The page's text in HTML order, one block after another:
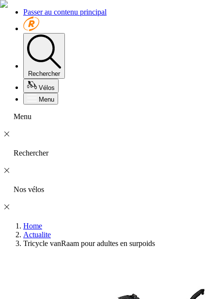
Passer au contenu principal
Rechercher
Vélos
Menu
Menu
Rechercher
Nos vélos
Home
Actualite
Tricycle vanRaam pour adultes en surpoids